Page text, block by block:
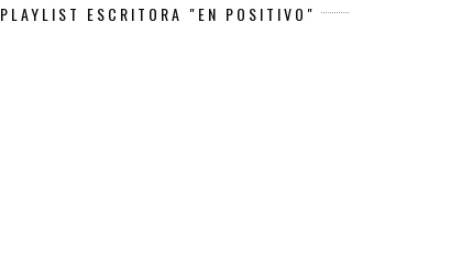
PLAYLIST ESCRITORA "EN POSITIVO"